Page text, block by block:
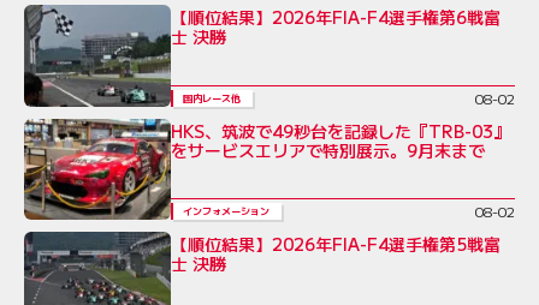
【順位結果】2026年FIA-F4選手権第6戦富
士 決勝
国内レース他 08-02
HKS、筑波で49秒台を記録した『TRB-03』
をサービスエリアで特別展示。9月末まで
インフォメーション 08-02
【順位結果】2026年FIA-F4選手権第5戦富
士 決勝